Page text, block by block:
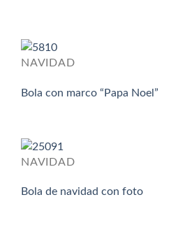
NAVIDAD
Bola con marco “Papa Noel”
NAVIDAD
Bola de navidad con foto